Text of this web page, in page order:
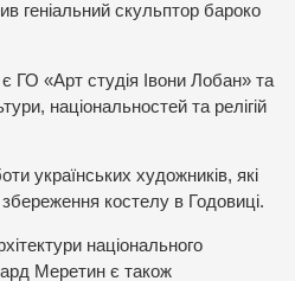
геніальний скульптор бароко
є ГО «Арт студія Івони Лобан» та
національностей та релігій
українських художників, які
костелу в Годовиці.
національного
Меретин є також